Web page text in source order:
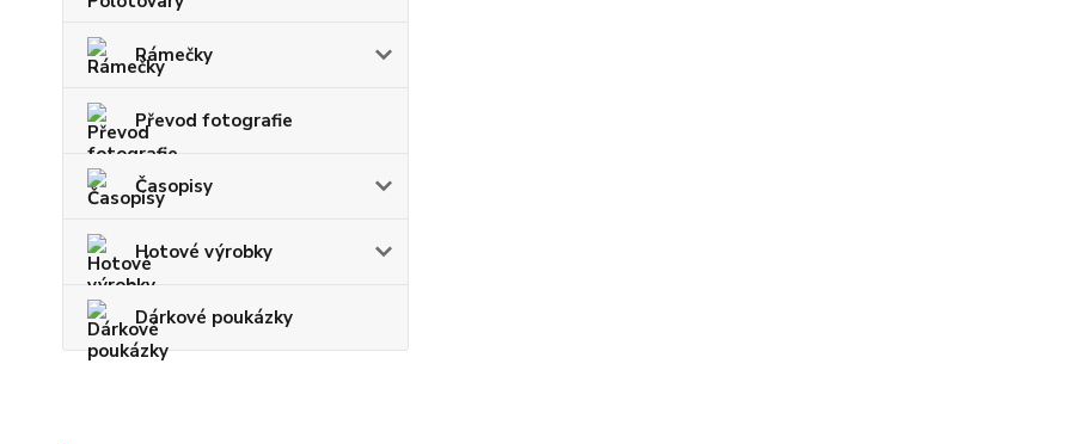
Rámečky
Převod fotografie
Časopisy
Hotové výrobky
Dárkové poukázky